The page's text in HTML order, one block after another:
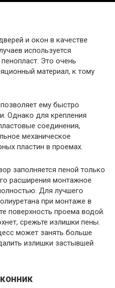
и окон в качестве
используется
Это очень
материал, к тому
ему быстро
Однако для крепления
соединения,
механическое
пластин в проемах.
заполняется пеной только
расширения монтажное
Для лучшего
при монтаже в
поверхность проема водой.
срежьте излишки пены.
может занять больше
излишки застывшей